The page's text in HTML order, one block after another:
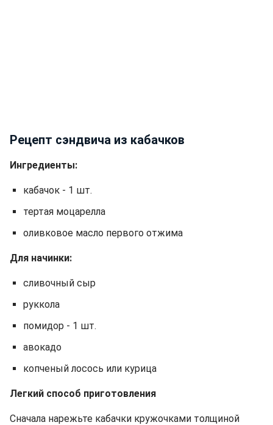
Рецепт сэндвича из кабачков
Ингредиенты:
кабачок - 1 шт.
тертая моцарелла
оливковое масло первого отжима
Для начинки:
сливочный сыр
руккола
помидор - 1 шт.
авокадо
копченый лосось или курица
Легкий способ приготовления
Сначала нарежьте кабачки кружочками толщиной